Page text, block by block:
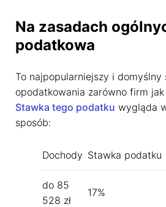
Na zasadach
podatkowa
To najpopularniejszy i domyślny
opodatkowania zarówno firm
Stawka tego podatku wygląda
sposób:
Dochody Stawka podatku
do 85
528 zł
17%